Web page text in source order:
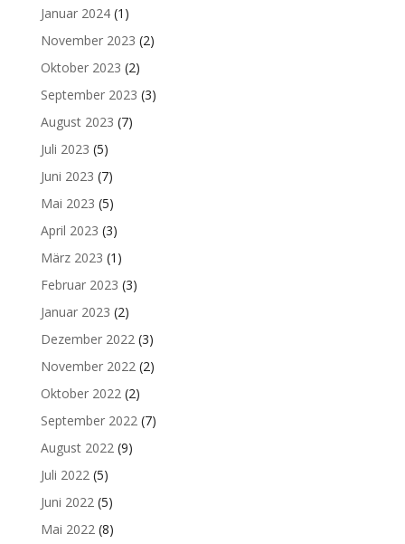
Januar 2024(1)
November 2023 (2)
Oktober 2023 (2)
September 2023 (3)
August 2023 (7)
Juli 2023 (5)
Juni 2023 (7)
Mai 2023 (5)
April 2023 (3)
März 2023 (1)
Februar 2023 (3)
Januar 2023 (2)
Dezember 2022(3)
November 2022(2)
Oktober 2022(2)
September 2022(7)
August 2022(9)
Juli 2022(5)
Juni 2022(5)
Mai 2022(8)